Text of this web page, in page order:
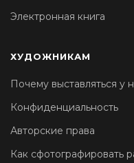
Электронная книга
ХУДОЖНИКАМ
Почему выставляться у
Конфиденциальность
Авторские права
Как сфотографировать